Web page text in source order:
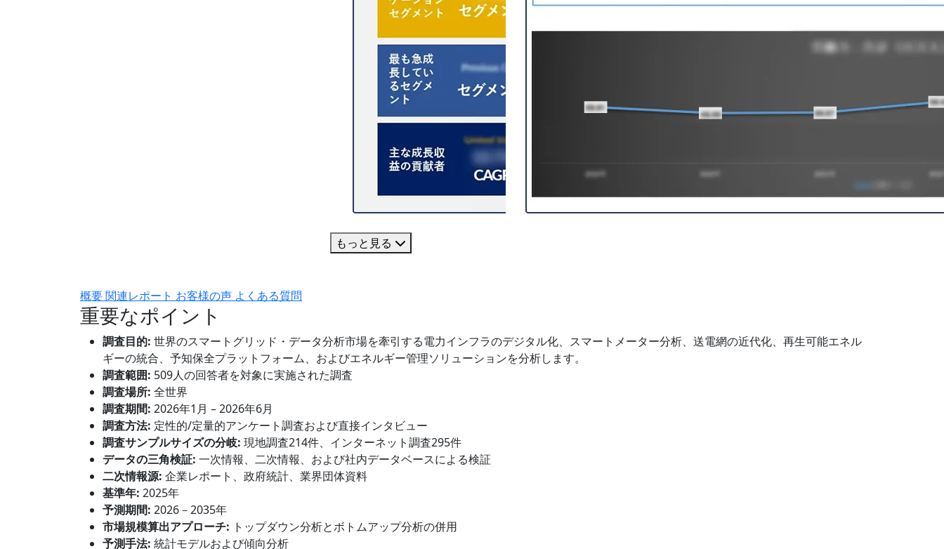
もっと見る
概要関連レポート お客様の声 よくある質問
重要なポイント
調査目的: 世界のスマートグリッド・データ分析市場を牽引する電力インフラのデジタル化、スマートメーター分析、送電網の近代化、再生可能エネル
ギーの統合、予知保全プラットフォーム、およびエネルギー管理ソリューションを分析します。
調査範囲: 509人の回答者を対象に実施された調査
調査場所: 全世界
調査期間: 2026年1月 – 2026年6月
調査方法: 定性的/定量的アンケート調査および直接インタビュー
調査サンプルサイズの分岐: 現地調査214件、インターネット調査295件
データの三角検証: 一次情報、二次情報、および社内データベースによる検証
二次情報源: 企業レポート、政府統計、業界団体資料
基準年: 2025年
予測期間: 2026－2035年
市場規模算出アプローチ: トップダウン分析とボトムアップ分析の併用
予測手法: 統計モデルおよび傾向分析